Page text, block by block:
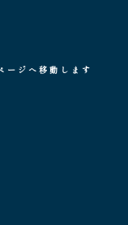
ージへ移動します